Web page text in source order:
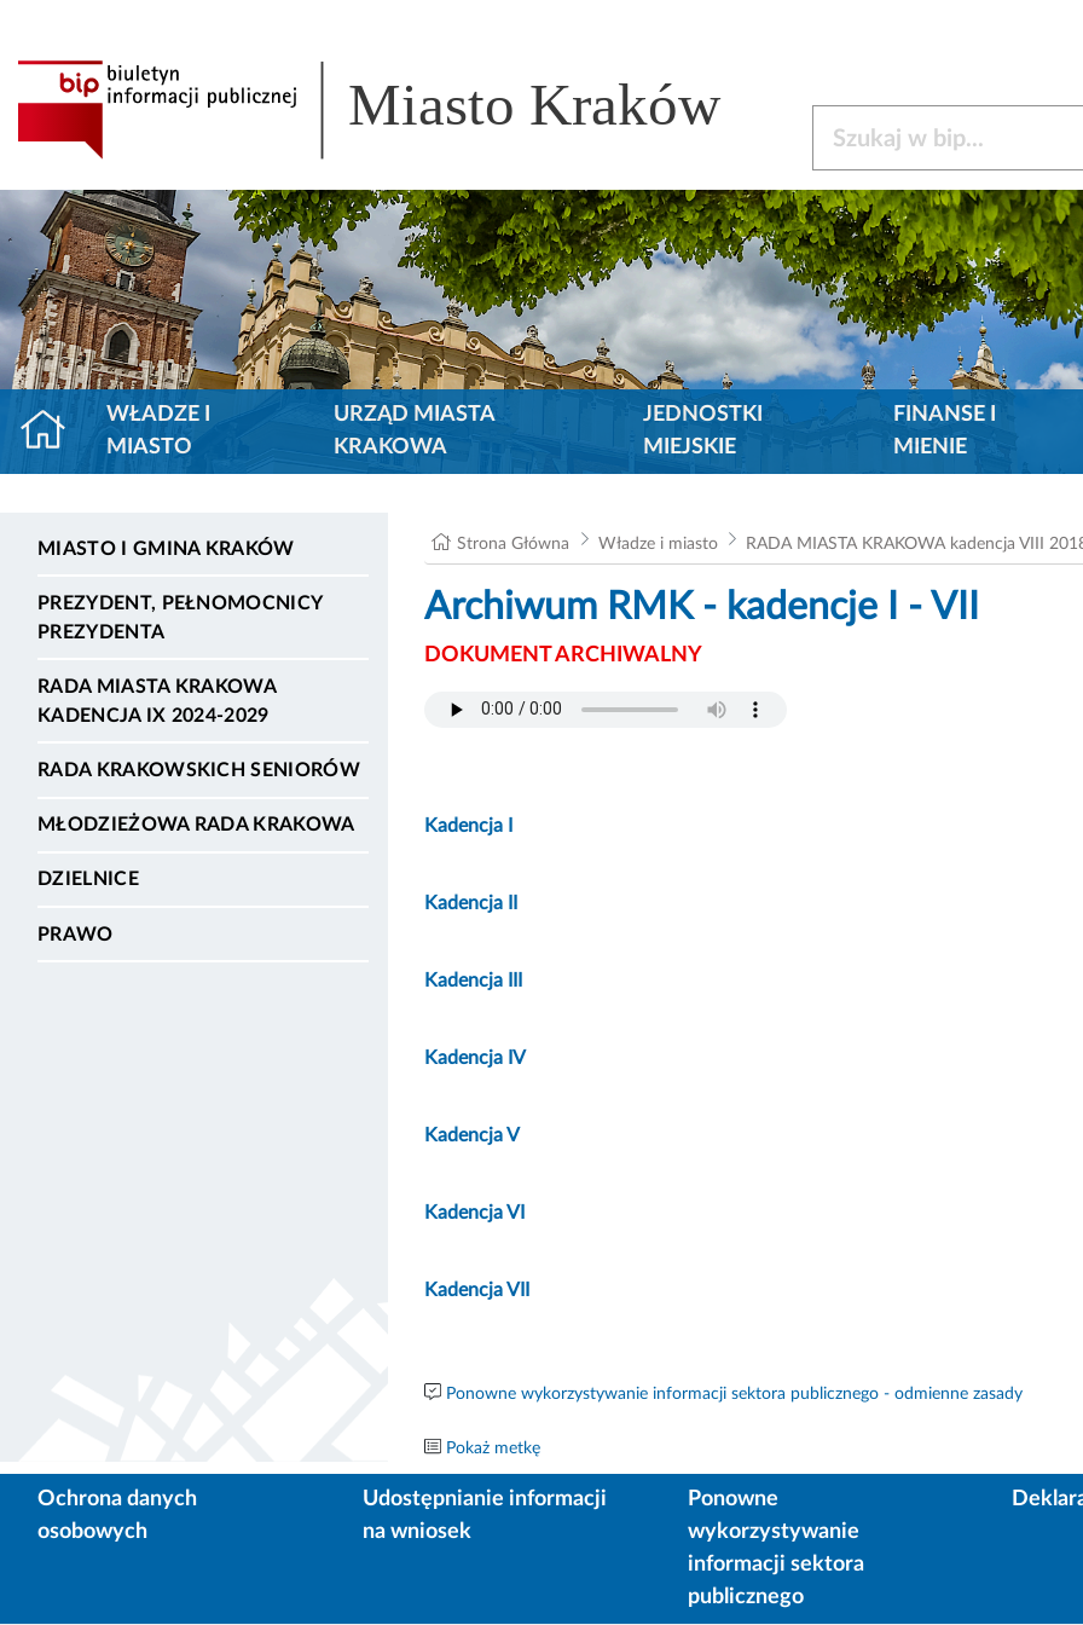
Miasto Kraków
WŁADZE I
MIASTO
URZĄD MIASTA
KRAKOWA
JEDNOSTKI
MIEJSKIE
FINANSE I
MIENIE
MIASTO I GMINA KRAKÓW
PREZYDENT, PEŁNOMOCNICY
PREZYDENTA
RADA MIASTA KRAKOWA
KADENCJA IX 2024-2029
RADA KRAKOWSKICH SENIORÓW
MŁODZIEŻOWA RADA KRAKOWA
DZIELNICE
PRAWO
Strona Główna Władze i miasto RADA MIASTA KRAKOWA kadencja VIII
Archiwum RMK - kadencje I - VII
DOKUMENT ARCHIWALNY
Kadencja I
Kadencja II
Kadencja III
Kadencja IV
Kadencja V
Kadencja VI
Kadencja VII
Ponowne wykorzystywanie informacji sektora publicznego - odmienne zasady
Pokaż metkę
Ochrona danych
osobowych
Udostępnianie informacji
na wniosek
Ponowne
wykorzystywanie
informacji sektora
publicznego